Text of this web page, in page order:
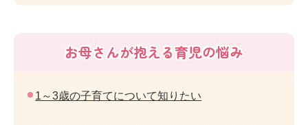
お母さんが抱える育児の悩み
1～3歳の子育てについて知りたい